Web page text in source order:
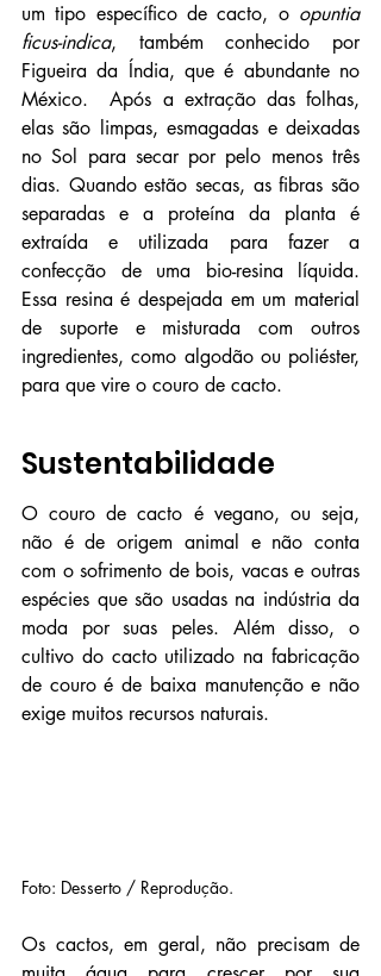
um tipo específico de cacto, o opuntia
ficus-indica, também conhecido por
Figueira da Índia, que é abundante no
México.  Após a extração das folhas,
elas são limpas, esmagadas e deixadas
no Sol para secar por pelo menos três
dias. Quando estão secas, as fibras são
separadas e a proteína da planta é
extraída e utilizada para fazer a
confecção de uma bio-resina líquida.
Essa resina é despejada em um material
de suporte e misturada com outros
ingredientes, como algodão ou poliéster,
para que vire o couro de cacto.
Sustentabilidade
O couro de cacto é vegano, ou seja,
não é de origem animal e não conta
com o sofrimento de bois, vacas e outras
espécies que são usadas na indústria da
moda por suas peles. Além disso, o
cultivo do cacto utilizado na fabricação
de couro é de baixa manutenção e não
exige muitos recursos naturais.
Foto: Desserto / Reprodução.
Os cactos, em geral, não precisam de